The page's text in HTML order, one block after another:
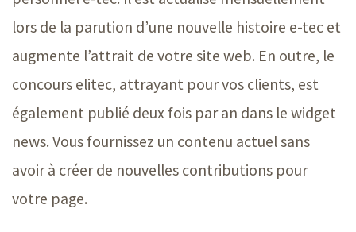
lors de la parution d’une nouvelle histoire e-tec et
augmente l’attrait de votre site web. En outre, le
concours elitec, attrayant pour vos clients, est
également publié deux fois par an dans le widget
news. Vous fournissez un contenu actuel sans
avoir à créer de nouvelles contributions pour
votre page.